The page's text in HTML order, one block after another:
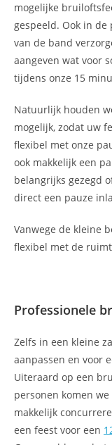
mogelijke
gespeeld. Ook in de
van de band
aangeven wat voor
tijdens onze 15
Natuurlijk houden
mogelijk, zodat uw
flexibel met onze
ook makkelijk een
belangrijks gezegd
direct een pauze
Vanwege de kleine
flexibel met de
Professionele
Zelfs in een kleine
aanpassen en voor
Uiteraard op een
personen komen
makkelijk
een feest voor een